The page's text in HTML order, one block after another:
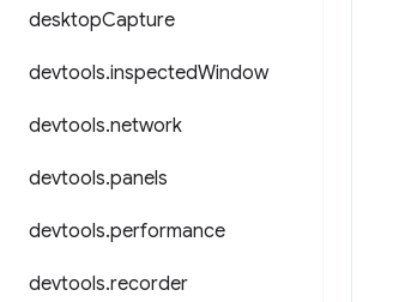
desktopCapture
devtools.inspectedWindow
devtools.network
devtools.panels
devtools.performance
devtools.recorder